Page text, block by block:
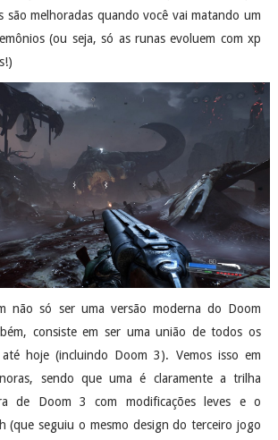
são melhoradas quando você vai matando um
(ou seja, só as runas evoluem com xp
não só ser uma versão moderna do Doom
consiste em ser uma união de todos os
hoje (incluindo Doom 3). Vemos isso em
sendo que uma é claramente a trilha
de Doom 3 com modificações leves e o
(que seguiu o mesmo design do terceiro jogo